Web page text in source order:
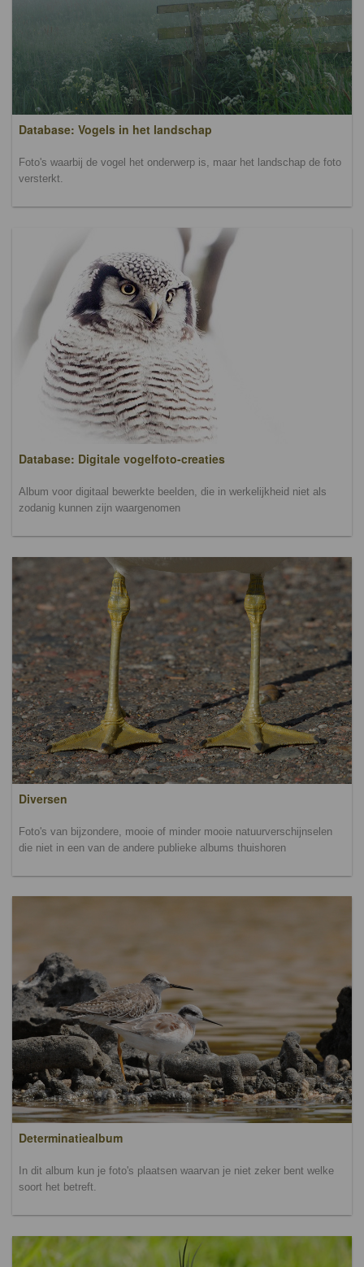
Database: Vogels in het landschap
Foto's waarbij de vogel het onderwerp is, maar het landschap de foto
versterkt.
Database: Digitale vogelfoto-creaties
Album voor digitaal bewerkte beelden, die in werkelijkheid niet als
zodanig kunnen zijn waargenomen
Diversen
Foto's van bijzondere, mooie of minder mooie natuurverschijnselen
die niet in een van de andere publieke albums thuishoren
Determinatiealbum
In dit album kun je foto's plaatsen waarvan je niet zeker bent welke
soort het betreft.